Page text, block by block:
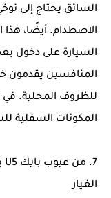
السائق يحتاج إلى
الاصطدام. أيضًا،
السيارة على دخول
المنافسين يقدمون
للظروف المحلية. في
المكونات السفلية
الغيار